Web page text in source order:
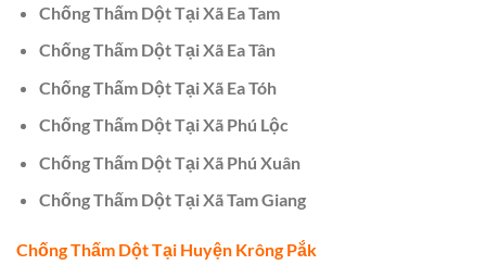
Chống Thấm Dột Tại Xã Ea Tam
Chống Thấm Dột Tại Xã Ea Tân
Chống Thấm Dột Tại Xã Ea Tóh
Chống Thấm Dột Tại Xã Phú Lộc
Chống Thấm Dột Tại Xã Phú Xuân
Chống Thấm Dột Tại Xã Tam Giang
Chống Thấm Dột Tại Huyện Krông Pắk